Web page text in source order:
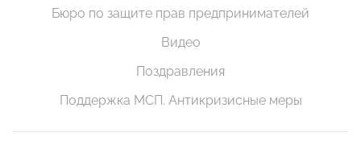
Бюро по защите прав предпринимателей
Видео
Поздравления
Поддержка МСП. Антикризисные меры